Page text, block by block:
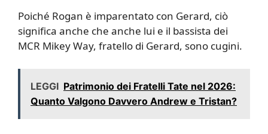
Poiché Rogan è imparentato con Gerard, ciò
significa anche che anche lui e il bassista dei
MCR Mikey Way, fratello di Gerard, sono cugini.
LEGGI Patrimonio dei Fratelli Tate nel 2026:
Quanto Valgono Davvero Andrew e Tristan?